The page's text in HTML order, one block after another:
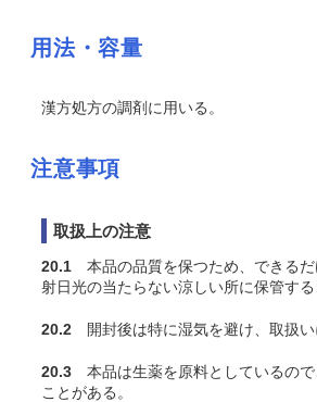
用法・容量
漢方処方の調剤に用いる。
注意事項
取扱上の注意
20.1 本品の品質を保つため、できる
射日光の当たらない涼しい所に保管する
20.2 開封後は特に湿気を避け、取扱い
20.3 本品は生薬を原料としているので
ことがある。